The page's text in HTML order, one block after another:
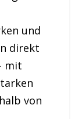
und
direkt
mit
von